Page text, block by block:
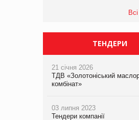
ТЕНДЕРИ
21 січня 2026
ТДВ «Золотоніський
комбінат»
03 липня 2023
Тендери компанії